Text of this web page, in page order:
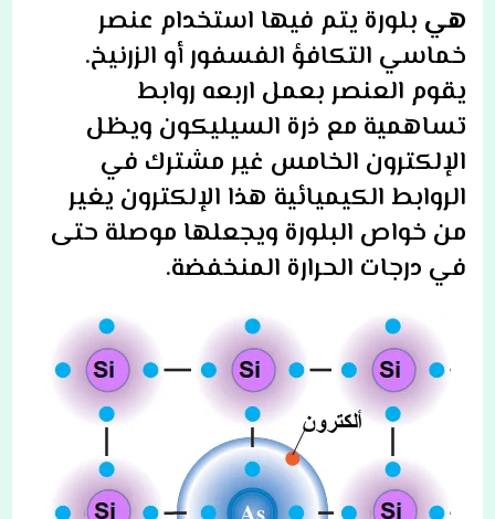
هي بلورة يتم فيها استخدام عنصر
خماسي التكافؤ الفسفور أو الزرنيخ.
يقوم العنصر بعمل اربعه روابط
تساهمية مع ذرة السيليكون ويظل
الإلكترون الخامس غير مشترك في
الروابط الكيميائية هذا الإلكترون يغير
من خواص البلورة ويجعلها موصلة حتى
في درجات الحرارة المنخفضة.